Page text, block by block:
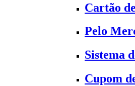
Cartão
Pelo
Sistema
Cupom